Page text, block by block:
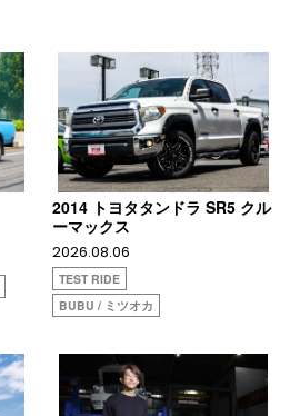
2014 トヨタタンドラ SR5 クル
ーマックス
2026.08.06
TEST RIDE
BUBU / ミツオカ